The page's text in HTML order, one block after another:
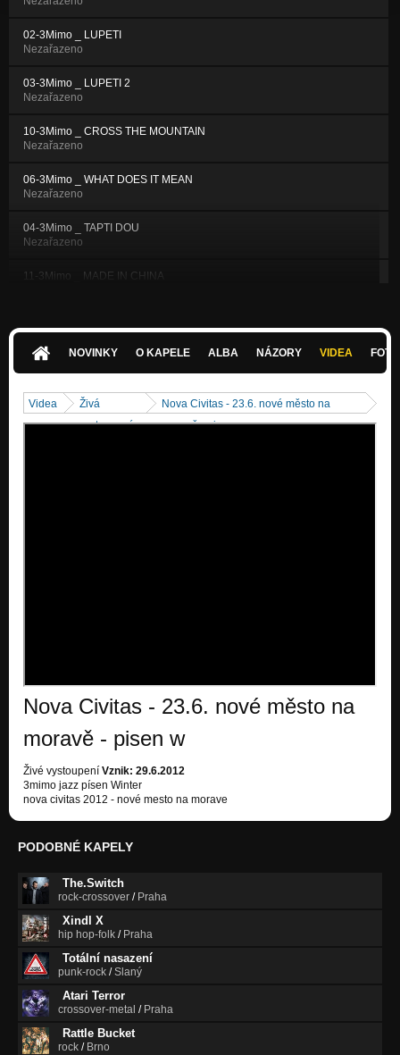
02-3Mimo _ LUPETI
Nezařazeno
03-3Mimo _ LUPETI 2
Nezařazeno
10-3Mimo _ CROSS THE MOUNTAIN
Nezařazeno
06-3Mimo _ WHAT DOES IT MEAN
Nezařazeno
04-3Mimo _ TAPTI DOU
Nezařazeno
11-3Mimo _ MADE IN CHINA
3 mimo - winter
sodovka
living up the tree
Nezařazeno
waiting
Nezařazeno
dva
NOVINKY O KAPELE ALBA NÁZORY VIDEA
Videa
Živá
vystoupení
Nova Civitas - 23.6. nové město na
moravě - pisen w
Nova Civitas - 23.6. nové město na
moravě - pisen w
Živé vystoupení Vznik: 29.6.2012
3mimo jazz písen Winter
nova civitas 2012 - nové mesto na morave
PODOBNÉ KAPELY
The.Switch
rock-crossover / Praha
Xindl X
hip hop-folk / Praha
Totální nasazení
punk-rock /Slaný
Atari Terror
crossover-metal / Praha
Rattle Bucket
rock / Brno